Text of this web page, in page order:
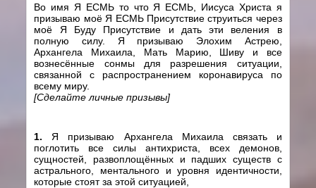
Во имя Я ЕСМЬ то что Я ЕСМЬ, Иисуса Христа я
призываю моё Я ЕСМЬ Присутствие струиться через
моё Я Буду Присутствие и дать эти веления в
полную силу. Я призываю Элохим Астрею,
Архангела Михаила, Мать Марию, Шиву и все
вознесённые сонмы для разрешения ситуации,
связаннойс распространением коронавируса по
всему миру.
[Сделайте личные призывы]
1. Я призываю Архангела Михаила связать и
поглотить все силы антихриста, всех демонов,
сущностей, развоплощённых и падших существ с
астрального, ментального и уровня идентичности,
которые стоят за этой ситуацией,